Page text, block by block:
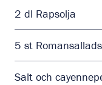
2 dl Rapsolja
5 st
Salt och